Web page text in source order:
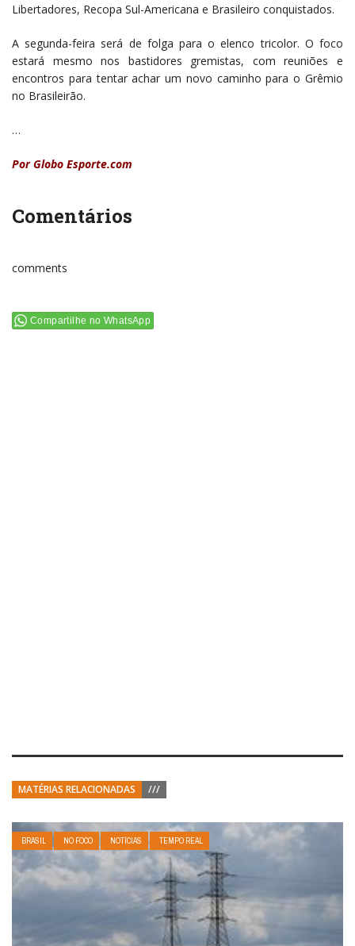
Libertadores, Recopa Sul-Americana e Brasileiro conquistados.
A segunda-feira será de folga para o elenco tricolor. O foco
estará mesmo nos bastidores gremistas, com reuniões e
encontros para tentar achar um novo caminho para o Grêmio
no Brasileirão.
…
Por Globo Esporte.com
Comentários
comments
Compartilhe no WhatsApp
MATÉRIAS RELACIONADAS ///
BRASIL NO FOCO NOTÍCIAS TEMPO REAL